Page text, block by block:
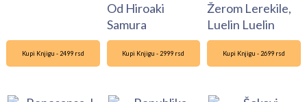
Od Hiroaki
Samura
Žerom Lerekile,
Luelin Luelin
Kupi Knjigu - 2499 rsd Kupi Knjigu - 2999 rsd Kupi Knjigu - 2699 rsd